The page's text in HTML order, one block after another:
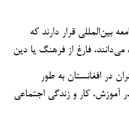
بین‌المللی قرار دارند که
فارغ از فرهنگ یا دین
در افغانستان به طور
کار و زندگی اجتماعی